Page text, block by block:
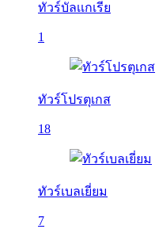
ทัวร์บัลเเกเรีย
1
ทัวร์โปรตุเกส
18
ทัวร์เบลเยี่ยม
7